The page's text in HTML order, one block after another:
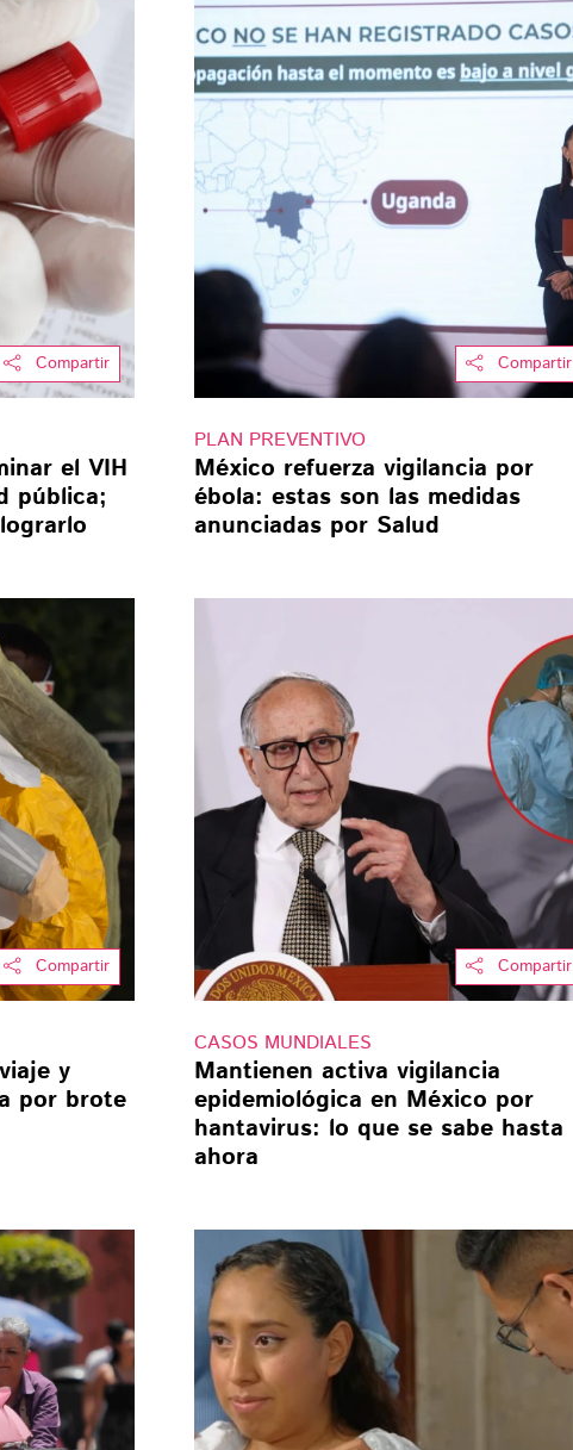
Compartir
el VIH
pública;
Compartir
PLAN PREVENTIVO
México refuerza vigilancia por
ébola: estas son las medidas
anunciadas por Salud
Compartir
y
por brote
Compartir
CASOS MUNDIALES
Mantienen activa vigilancia
epidemiológica en México por
hantavirus: lo que se sabe hasta
ahora